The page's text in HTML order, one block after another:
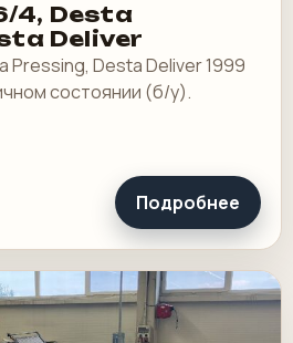
4, Desta
Deliver
Pressing, Desta Deliver 1999
состоянии (б/у).
Подробнее